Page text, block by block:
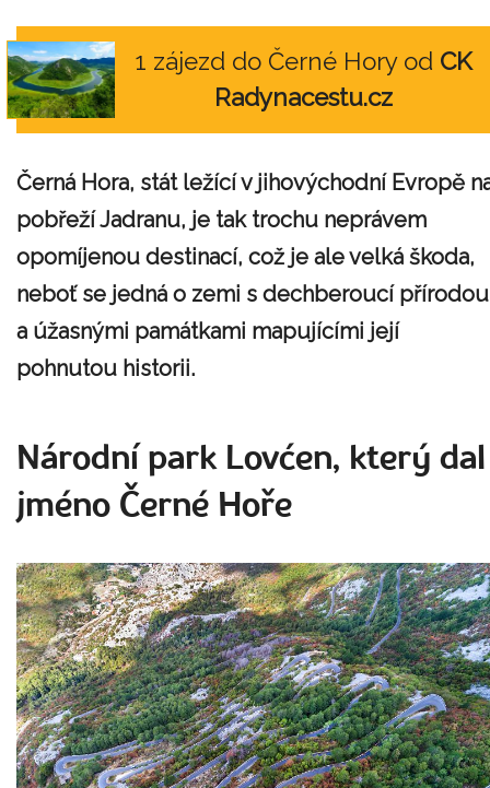
1 zájezd do Černé Hory od CK
Radynacestu.cz
Černá Hora, stát ležící v jihovýchodní Evropě
pobřeží Jadranu, je tak trochu neprávem
opomíjenou destinací, což je ale velká škoda,
neboť se jedná o zemi s dechberoucí přírodou
a úžasnými památkami mapujícími její
pohnutou historii.
Národní park Lovćen, který dal
jméno Černé Hoře